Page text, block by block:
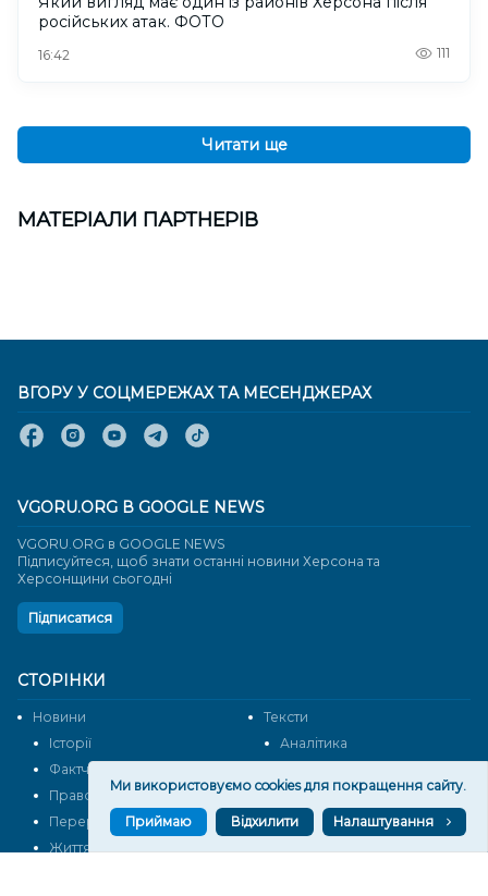
російських атак. ФОТО
16:42 111
Читати ще
МАТЕРІАЛИ ПАРТНЕРІВ
СТОРІНКИ
Новини
Тексти
Історії
Аналітика
Фактчек
Право
Фото
Перерва на каву
Промо
Життя
ВГОРУ У СОЦМЕРЕЖАХ ТА МЕСЕНДЖЕРАХ
VGORU.ORG В GOOGLE NEWS
VGORU.ORG в GOOGLE NEWS
Підписуйтеся, щоб знати останні новини Херсона та
Херсонщини сьогодні
Підписатися
Ми використовуємо cookies для покращення сайту.
Приймаю Відхилити Налаштування